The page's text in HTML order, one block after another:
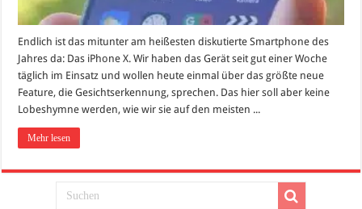
Endlich ist das mitunter am heißesten diskutierte Smartphone des
Jahres da: Das iPhone X. Wir haben das Gerät seit gut einer Woche
täglich im Einsatz und wollen heute einmal über das größte neue
Feature, die Gesichtserkennung, sprechen. Das hier soll aber keine
Lobeshymne werden, wie wir sie auf den meisten ...
Mehr lesen